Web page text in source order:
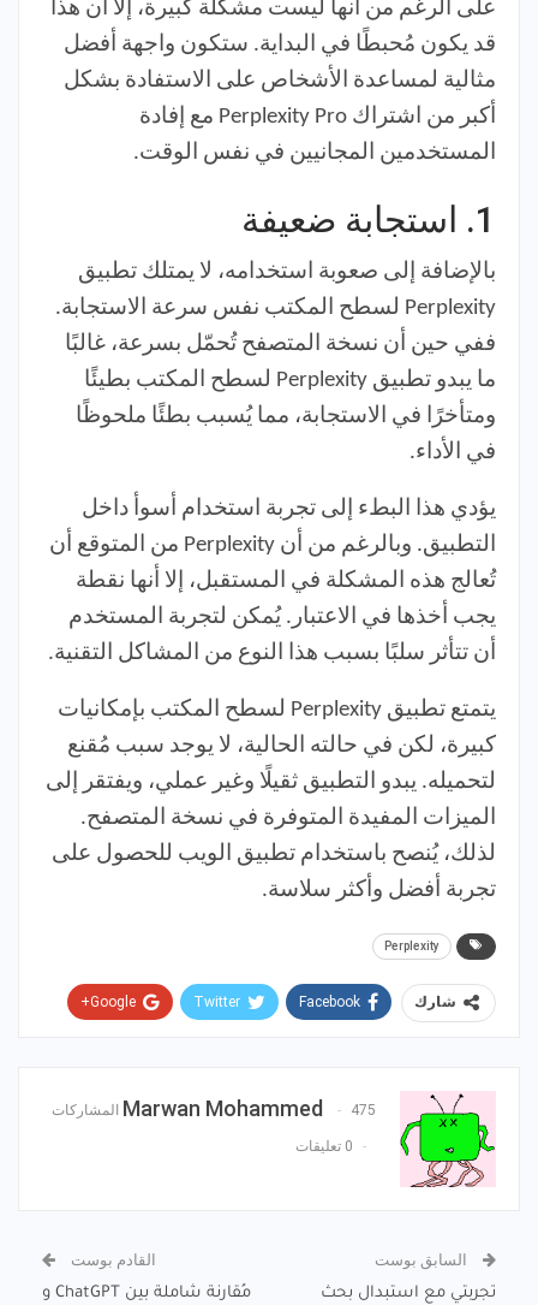
على الرغم من أنها ليست مشكلة كبيرة، إلا أن هذا
قد يكون مُحبطًا في البداية. ستكون واجهة أفضل
مثالية لمساعدة الأشخاص على الاستفادة بشكل
أكبر من اشتراك Perplexity Pro مع إفادة
المستخدمين المجانيين في نفس الوقت.
1. استجابة ضعيفة
بالإضافة إلى صعوبة استخدامه، لا يمتلك تطبيق
Perplexity لسطح المكتب نفس سرعة الاستجابة.
ففي حين أن نسخة المتصفح تُحمّل بسرعة، غالبًا
ما يبدو تطبيق Perplexity لسطح المكتب بطيئًا
ومتأخرًا في الاستجابة، مما يُسبب بطئًا ملحوظًا
في الأداء.
يؤدي هذا البطء إلى تجربة استخدام أسوأ داخل
التطبيق. وبالرغم من أن Perplexity من المتوقع أن
تُعالج هذه المشكلة في المستقبل، إلا أنها نقطة
يجب أخذها في الاعتبار. يُمكن لتجربة المستخدم
أن تتأثر سلبًا بسبب هذا النوع من المشاكل التقنية.
يتمتع تطبيق Perplexity لسطح المكتب بإمكانيات
كبيرة، لكن في حالته الحالية، لا يوجد سبب مُقنع
لتحميله. يبدو التطبيق ثقيلًا وغير عملي، ويفتقر إلى
الميزات المفيدة المتوفرة في نسخة المتصفح.
لذلك، يُنصح باستخدام تطبيق الويب للحصول على
تجربة أفضل وأكثر سلاسة.
Perplexity
شارك Facebook
Twitter
Google+
Marwan Mohammed 475 المشاركات
0 تعليقات
السابق بوست
تجربتي مع استبدال بحث
القادم بوست
مُقارنة شاملة بين ChatGPT و